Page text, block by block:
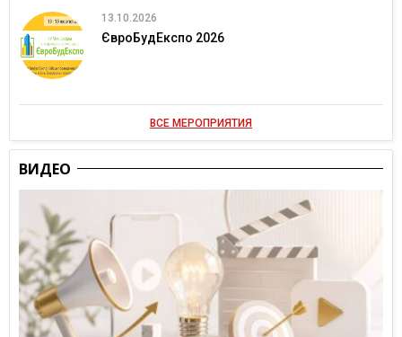
13.10.2026
ЄвроБудЕкспо 2026
ВСЕ МЕРОПРИЯТИЯ
ВИДЕО